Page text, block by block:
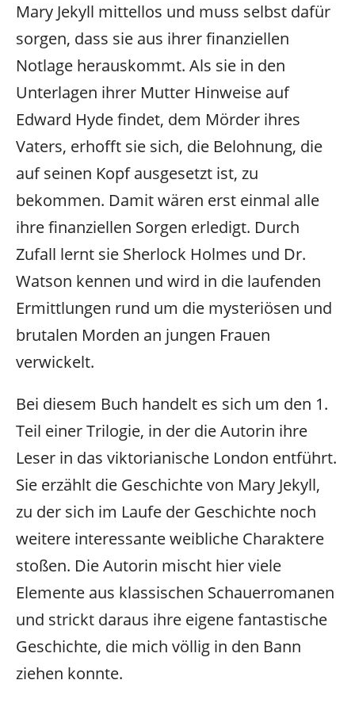
Mary Jekyll mittellos und muss selbst dafür
sorgen, dass sie aus ihrer finanziellen
Notlage herauskommt. Als sie in den
Unterlagen ihrer Mutter Hinweise auf
Edward Hyde findet, dem Mörder ihres
Vaters, erhofft sie sich, die Belohnung, die
auf seinen Kopf ausgesetzt ist, zu
bekommen. Damit wären erst einmal alle
ihre finanziellen Sorgen erledigt. Durch
Zufall lernt sie Sherlock Holmes und Dr.
Watson kennen und wird in die laufenden
Ermittlungen rund um die mysteriösen und
brutalen Morden an jungen Frauen
verwickelt.
Bei diesem Buch handelt es sich um den 1.
Teil einer Trilogie, in der die Autorin ihre
Leser in das viktorianische London entführt.
Sie erzählt die Geschichte von Mary Jekyll,
zu der sich im Laufe der Geschichte noch
weitere interessante weibliche Charaktere
stoßen. Die Autorin mischt hier viele
Elemente aus klassischen Schauerromanen
und strickt daraus ihre eigene fantastische
Geschichte, die mich völlig in den Bann
ziehen konnte.